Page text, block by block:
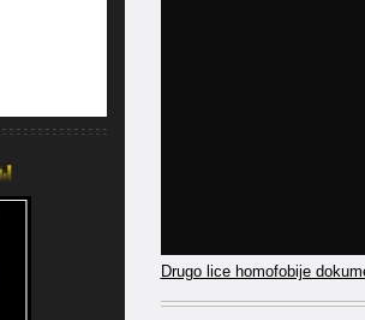
Drugo lice homofobije